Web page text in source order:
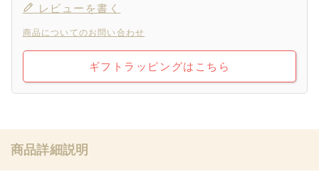
レビューを書く
商品についてのお問い合わせ
ギフトラッピングはこちら
商品詳細説明